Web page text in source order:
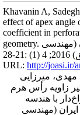
Khavanin A,
effect of apex angle
coefficient in
geometry. مجله انجمن علوم صوتی ایران (مهندسی
28
URL: http://joasi.ir/
میرزایی
زاویه رأس هرم
با هندسه
(مهندسی